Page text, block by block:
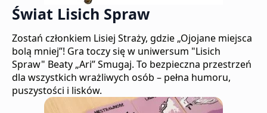
Świat Lisich Spraw
Zostań członkiem Lisiej Straży, gdzie „Ojojane miejsca
bolą mniej”! Gra toczy się w uniwersum "Lisich
Spraw" Beaty „Ari” Smugaj. To bezpieczna przestrzeń
dla wszystkich wrażliwych osób – pełna humoru,
puszystości i lisków.